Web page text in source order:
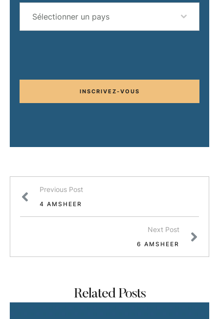
Sélectionner un pays
INSCRIVEZ-VOUS
Previous Post
4 AMSHEER
Next Post
6 AMSHEER
Related Posts